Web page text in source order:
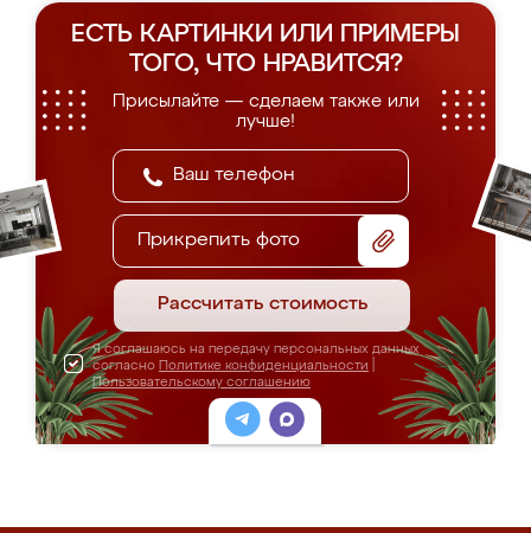
ЕСТЬ КАРТИНКИ ИЛИ ПРИМЕРЫ
ТОГО, ЧТО НРАВИТСЯ?
Присылайте — сделаем также или
лучше!
Прикрепить фото
Рассчитать стоимость
Я соглашаюсь на передачу персональных данных
согласно Политике конфиденциальности
Пользовательскому соглашению